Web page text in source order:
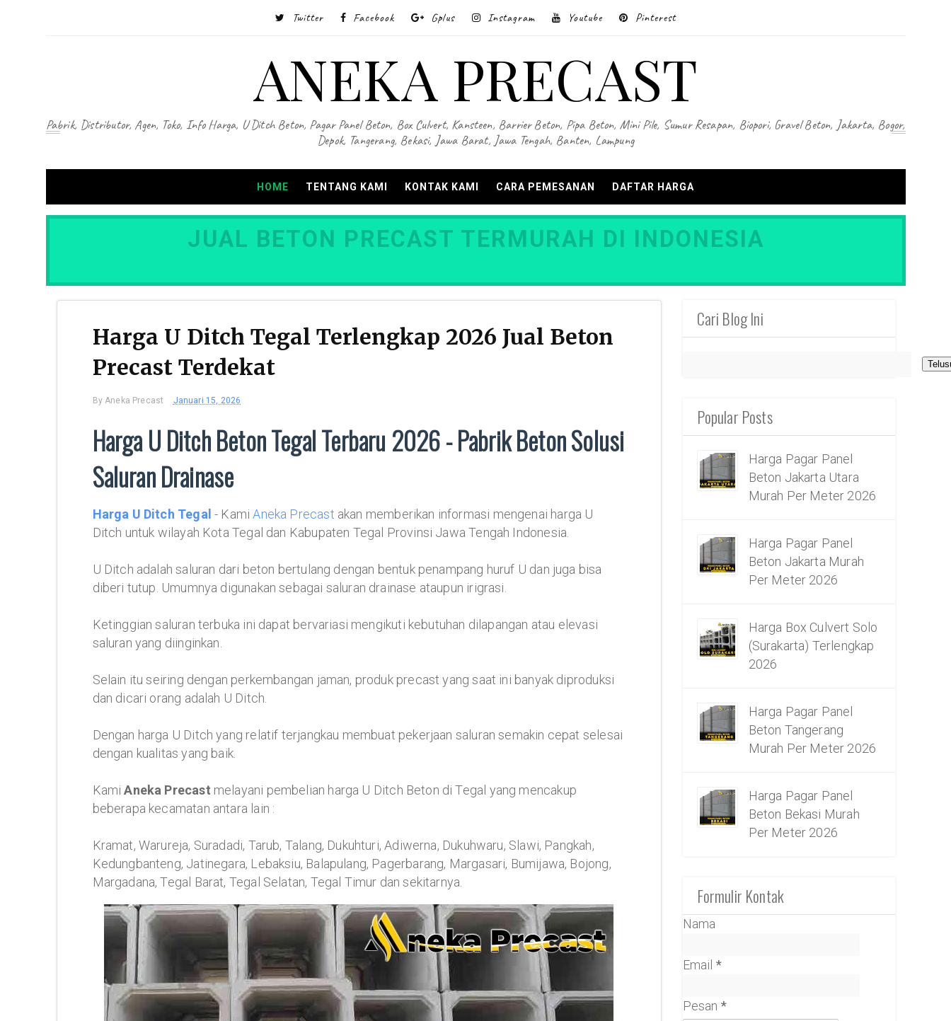
Twitter Facebook Gplus Instagram Youtube Pinterest
ANEKA PRECAST
Pabrik, Distributor, Agen, Toko, Info Harga, U Ditch Beton, Pagar Panel Beton, Box Culvert, Kansteen, Barrier Beton, Pipa Beton, Mini Pile, Sumur Resapan, Biopori, Gravel Beton, Jakarta, Bogor,
Depok, Tangerang, Bekasi, Jawa Barat, Jawa Tengah, Banten, Lampung
HOME TENTANG KAMI KONTAK KAMI CARA PEMESANAN DAFTAR HARGA
JUAL BETON PRECAST TERMURAH DI INDONESIA
Harga U Ditch Tegal Terlengkap 2026 Jual Beton
Precast Terdekat
By Aneka Precast Januari 15, 2026
Harga U Ditch Beton Tegal Terbaru 2026 - Pabrik Beton Solusi
Saluran Drainase
Harga U Ditch Tegal - KamiAneka Precast akan memberikan informasi mengenai harga U
Ditch untuk wilayah Kota Tegal dan Kabupaten Tegal Provinsi Jawa Tengah Indonesia.
U Ditch adalah saluran dari beton bertulang dengan bentuk penampang huruf U dan juga bisa
diberi tutup. Umumnya digunakan sebagai saluran drainase ataupun irigrasi.
Ketinggian saluran terbuka ini dapat bervariasi mengikuti kebutuhan dilapangan atau elevasi
saluran yang diinginkan.
Selain itu seiring dengan perkembangan jaman, produk precast yang saat ini banyak diproduksi
dan dicari orang adalah U Ditch.
Dengan harga U Ditch yang relatif terjangkau membuat pekerjaan saluran semakin cepat selesai
dengan kualitas yang baik.
KamiAneka Precast melayani pembelian harga U Ditch Beton di Tegal yang mencakup
beberapa kecamatan antara lain :
Kramat, Warureja, Suradadi, Tarub, Talang, Dukuhturi, Adiwerna, Dukuhwaru, Slawi, Pangkah,
Kedungbanteng, Jatinegara, Lebaksiu, Balapulang, Pagerbarang, Margasari, Bumijawa, Bojong,
Margadana, Tegal Barat, Tegal Selatan, Tegal Timur dan sekitarnya.
Cari Blog Ini
Popular Posts
Harga Pagar Panel
Beton Jakarta Utara
Murah Per Meter 2026
Harga Pagar Panel
Beton Jakarta Murah
Per Meter 2026
Harga Box Culvert Solo
(Surakarta) Terlengkap
2026
Harga Pagar Panel
Beton Tangerang
Murah Per Meter 2026
Harga Pagar Panel
Beton Bekasi Murah
Per Meter 2026
Formulir Kontak
Nama
Email *
Pesan *